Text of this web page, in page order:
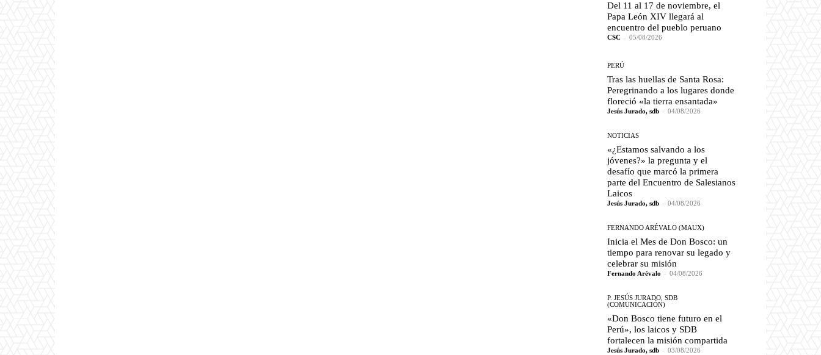
Del 11 al 17 de noviembre, el
Papa León XIV llegará al
encuentro del pueblo peruano
CSC - 05/08/2026
PERÚ
Tras las huellas de Santa Rosa:
Peregrinando a los lugares donde
floreció «la tierra ensantada»
Jesús Jurado, sdb - 04/08/2026
NOTICIAS
«¿Estamos salvando a los
jóvenes?» la pregunta y el
desafío que marcó la primera
parte del Encuentro de Salesianos
Laicos
Jesús Jurado, sdb - 04/08/2026
FERNANDO ARÉVALO (MAUX)
Inicia el Mes de Don Bosco: un
tiempo para renovar su legado y
celebrar su misión
Fernando Arévalo - 04/08/2026
P. JESÚS JURADO, SDB
(COMUNICACIÓN)
«Don Bosco tiene futuro en el
Perú», los laicos y SDB
fortalecen la misión compartida
Jesús Jurado, sdb - 03/08/2026